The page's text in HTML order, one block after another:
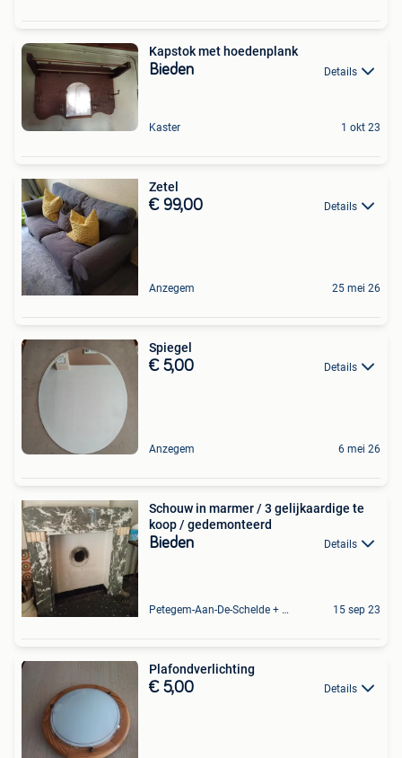
Kapstok met hoedenplank
Bieden Details
Kaster 1 okt 23
Zetel
€ 99,00 Details
Anzegem 25 mei 26
Spiegel
€ 5,00 Details
Anzegem 6 mei 26
Schouw in marmer / 3 gelijkaardige te
koop / gedemonteerd
Bieden Details
Petegem-Aan-De-Schelde + Deel Van Oudenaarde 15 sep 23
Plafondverlichting
€ 5,00 Details